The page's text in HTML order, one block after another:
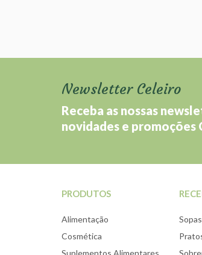
Newsletter Celeiro
Receba as nossas
novidades e promoções
PRODUTOS
Alimentação
Cosmética
Suplementos Alimentares